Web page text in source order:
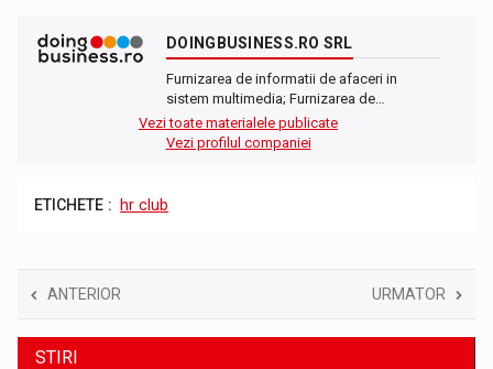
DOINGBUSINESS.RO SRL
Furnizarea de informatii de afaceri in
sistem multimedia; Furnizarea de…
Vezi toate materialele publicate
Vezi profilul companiei
ETICHETE : hr club
ANTERIOR URMATOR
STIRI